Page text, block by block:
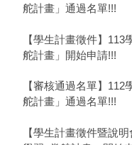
舵計畫」通過名單!!!
【學生計畫徵件】
舵計畫」開始申請!!!
【審核通過名單】
舵計畫」通過名單!!!
【學生計畫徵件暨說